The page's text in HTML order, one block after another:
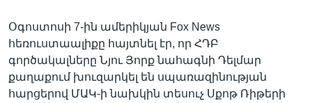
Օգոստոսի 7-ին ամերիկյան Fox News
հեռուստաալիքը հայտնել էր, որ ՀԴԲ
գործակալները Նյու Յորք նահագնի Դելմար
քաղաքում խուզարկել են սպառազինության
հարցերով ՄԱԿ-ի նախկին տեսուչ Սքոթ Ռիթերի